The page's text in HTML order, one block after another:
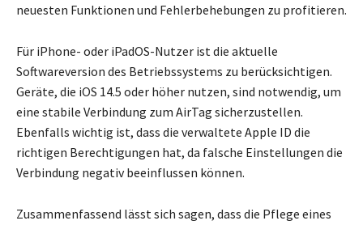
neuesten Funktionen und Fehlerbehebungen zu profitieren.
Für iPhone- oder iPadOS-Nutzer ist die aktuelle
Softwareversion des Betriebssystems zu berücksichtigen.
Geräte, die iOS 14.5 oder höher nutzen, sind notwendig, um
eine stabile Verbindung zum AirTag sicherzustellen.
Ebenfalls wichtig ist, dass die verwaltete Apple ID die
richtigen Berechtigungen hat, da falsche Einstellungen die
Verbindung negativ beeinflussen können.
Zusammenfassend lässt sich sagen, dass die Pflege eines